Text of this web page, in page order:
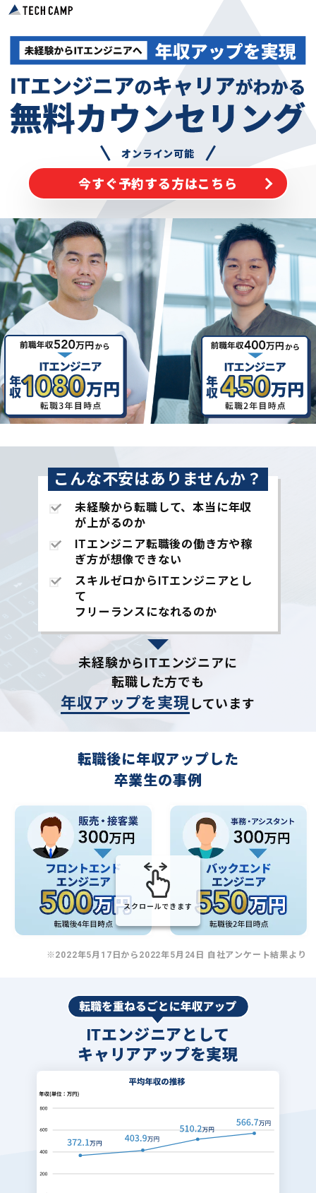
オンライン可能
今すぐ予約する方はこちら
こんな不安はありませんか？
未経験から転職して、本当に年収
が上がるのか
ITエンジニア転職後の働き方や稼
ぎ方が想像できない
スキルゼロからITエンジニアとし
て
フリーランスになれるのか
未経験からITエンジニアに
転職した方でも
年収アップを実現しています
転職後に年収アップした
卒業生の事例
スクロールできます
※2022年5月17日から2022年5月24日 自社アンケート結果より
ITエンジニアとして
キャリアアップを実現